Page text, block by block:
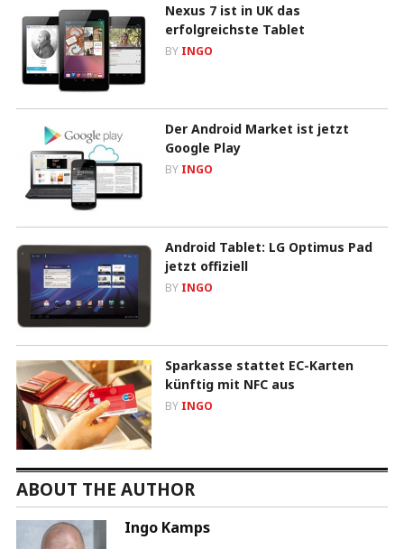
Nexus 7 ist in UK das
erfolgreichste Tablet
BY INGO
Der Android Market ist jetzt
Google Play
BY INGO
Android Tablet: LG Optimus Pad
jetzt offiziell
BY INGO
Sparkasse stattet EC-Karten
künftig mit NFC aus
BY INGO
ABOUT THE AUTHOR
Ingo Kamps